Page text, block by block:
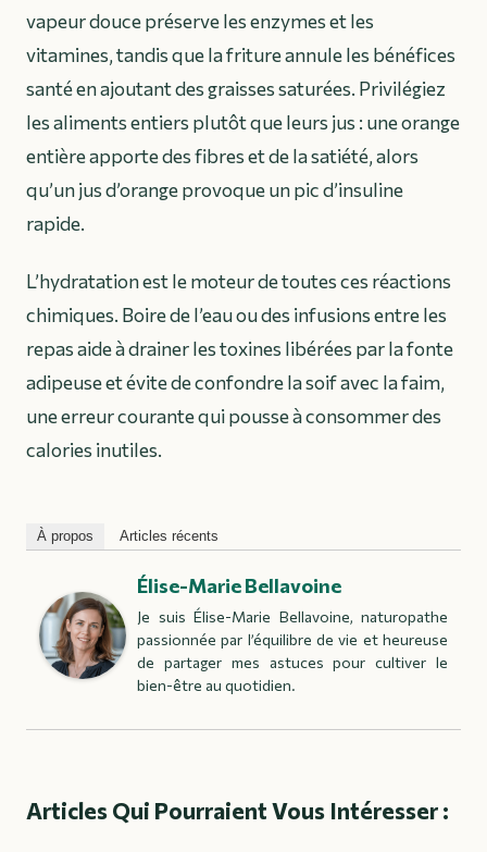
vapeur douce préserve les enzymes et les
vitamines, tandis que la friture annule les bénéfices
santé en ajoutant des graisses saturées. Privilégiez
les aliments entiers plutôt que leurs jus : une orange
entière apporte des fibres et de la satiété, alors
qu’un jus d’orange provoque un pic d’insuline
rapide.
L’hydratation est le moteur de toutes ces réactions
chimiques. Boire de l’eau ou des infusions entre les
repas aide à drainer les toxines libérées par la fonte
adipeuse et évite de confondre la soif avec la faim,
une erreur courante qui pousse à consommer des
calories inutiles.
À propos Articles récents
Élise-Marie Bellavoine
Je suis Élise-Marie Bellavoine, naturopathe
passionnée par l’équilibre de vie et heureuse
de partager mes astuces pour cultiver le
bien-être au quotidien.
Articles Qui Pourraient Vous Intéresser :